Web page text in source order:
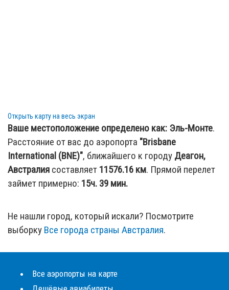
Открыть карту на весь экран
Ваше местоположение определено как: Эль-Монте.
Расстояние от вас до аэропорта "Brisbane
International (BNE)", ближайшего к городу Деагон,
Австралия составляет 11576.16 км. Прямой перелет
займет примерно: 15ч. 39 мин.
Не нашли город, который искали? Посмотрите
выборку Все города страны Австралия.
Все аэропорты на карте